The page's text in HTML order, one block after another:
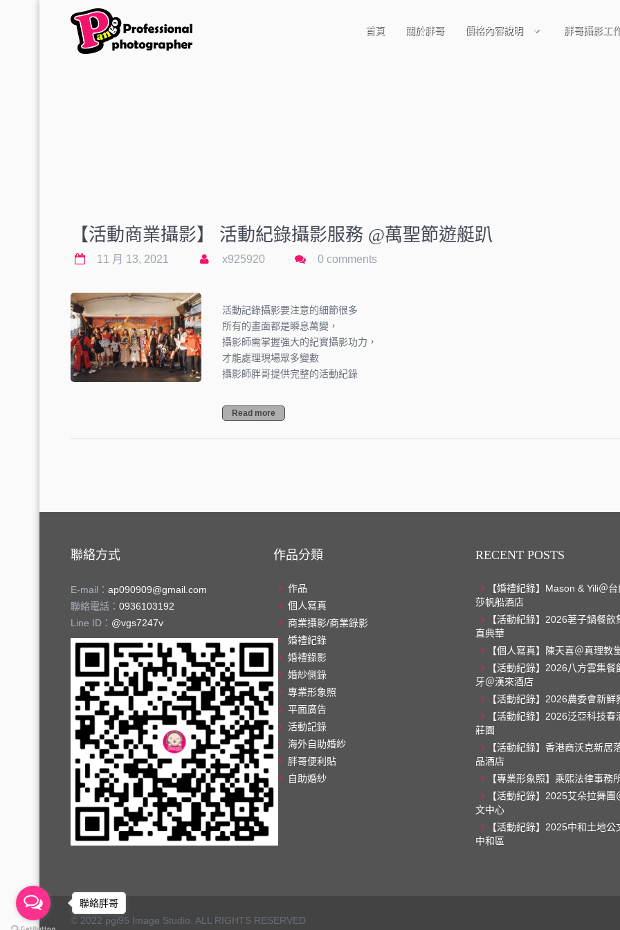
首頁 關於胖哥 價格內容說明 胖哥攝影工
【活動商業攝影】 活動紀錄攝影服務 @萬聖節遊艇趴
11 月 13, 2021 x925920 0 comments
活動記錄攝影要注意的細節很多
所有的畫面都是瞬息萬變，
攝影師需掌握強大的紀實攝影功力，
才能處理現場眾多變數
攝影師胖哥提供完整的活動紀錄
Read more
聯絡方式
E-mail： ap090909@gmail.com
聯絡電話： 0936103192
Line ID： @vgs7247v
作品分類
作品
個人寫真
商業攝影/商業錄影
婚禮紀錄
婚禮錄影
婚紗側錄
專業形象照
平面廣告
活動記錄
海外自助婚紗
胖哥便利貼
自助婚紗
RECENT POSTS
【婚禮紀錄】Mason & Yili＠
莎帆船酒店
【活動紀錄】2026荖子鍋餐飲
直典華
【個人寫真】陳天喜＠真理教
【活動紀錄】2026八方雲集餐
牙＠漢來酒店
【活動紀錄】2026農委會新鮮
【活動紀錄】2026泛亞科技春
莊園
【活動紀錄】香港商沃克新居
品酒店
【專業形象照】乘熙法律事務
【活動紀錄】2025艾朵拉舞團
文中心
【活動紀錄】2025中和土地公
中和區
© 2022 pgi95 Image Studio. ALL RIGHTS RESERVED
聯絡胖哥